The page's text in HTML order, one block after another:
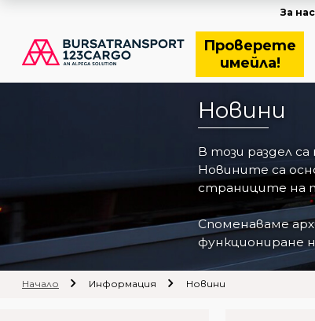
За нас
Проверете
имейла!
Новини
В този раздел
Новините са
страниците на
Споменаваме
функциониране
Начало Информация Новини